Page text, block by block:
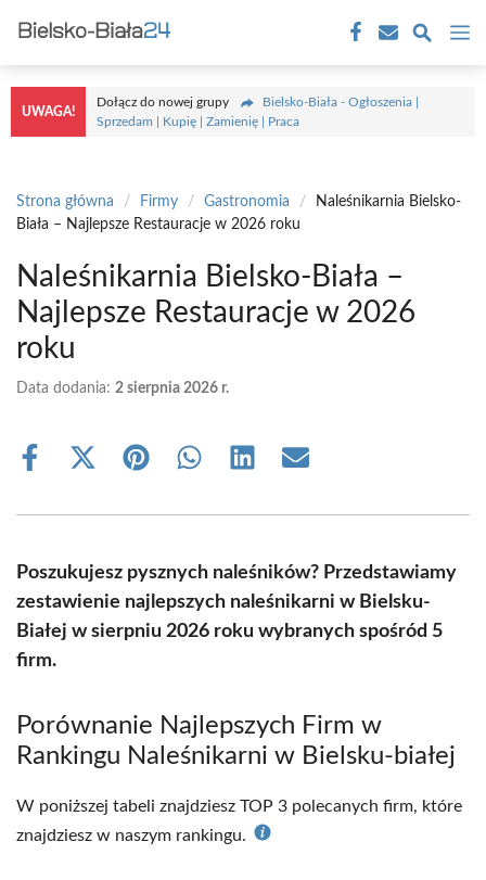
treści
UWAGA!
Dołącz do nowej grupy
Bielsko-Biała - Ogłoszenia |
Sprzedam | Kupię | Zamienię | Praca
Strona główna / Firmy / Gastronomia /
Naleśnikarnia Bielsko-
Biała – Najlepsze Restauracje w 2026 roku
Naleśnikarnia Bielsko-Biała –
Najlepsze Restauracje w 2026
roku
Data dodania: 2 sierpnia 2026 r.
Share
Share
(Twitter)
Share Share Share Share
Poszukujesz pysznych naleśników? Przedstawiamy
zestawienie najlepszych naleśnikarni w Bielsku-
Białej w sierpniu 2026 roku wybranych spośród 5
firm.
Porównanie Najlepszych Firm w
Rankingu Naleśnikarni w Bielsku-białej
W poniższej tabeli znajdziesz TOP 3 polecanych firm, które
znajdziesz w naszym rankingu.